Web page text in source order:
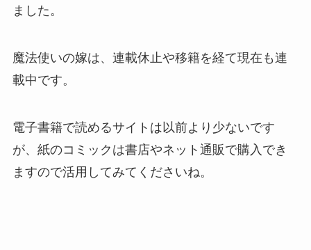
ました。
魔法使いの嫁は、連載休止や移籍を経て現在も連
載中です。
電子書籍で読めるサイトは以前より少ないです
が、紙のコミックは書店やネット通販で購入でき
ますので活用してみてくださいね。